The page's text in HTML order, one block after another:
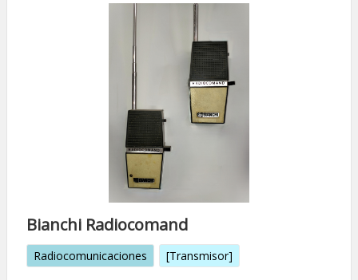
Bianchi Radiocomand
Radiocomunicaciones [Transmisor]